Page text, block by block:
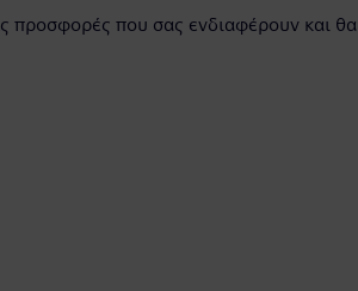
προσφορές που σας ενδιαφέρουν και θα